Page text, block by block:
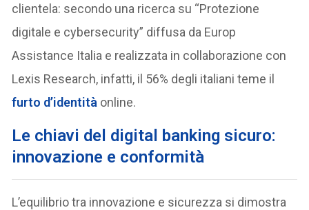
clientela: secondo una ricerca su “Protezione
digitale e cybersecurity” diffusa da Europ
Assistance Italia e realizzata in collaborazione con
Lexis Research, infatti, il 56% degli italiani teme il
furto d’identità online.
Le chiavi del digital banking sicuro:
innovazione e conformità
L’equilibrio tra innovazione e sicurezza si dimostra